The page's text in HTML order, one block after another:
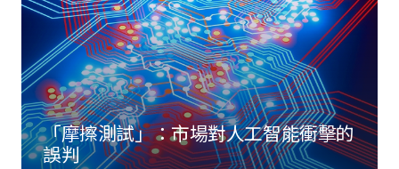
「摩擦測試」：市場對人工智能衝擊的
誤判